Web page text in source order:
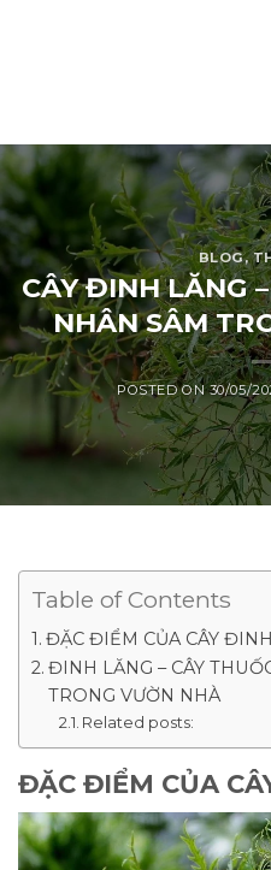
BLOG,
CÂY ĐINH LĂNG
NHÂN SÂM
POSTED ON30/05/
Table of Contents
ĐẶC ĐIỂM CỦA CÂY
ĐINH LĂNG – CÂY
TRONG VƯỜN NHÀ
Related posts:
ĐẶC ĐIỂM CỦA